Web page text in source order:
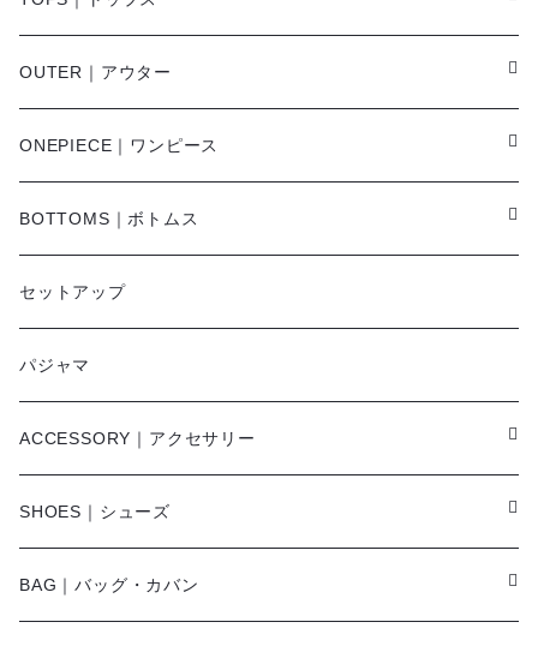
Tシャツ/カットソー
シャツ/ブラウス
ベスト/チョッキ
タンクトップ/キャミソール
スウェット/パーカー
ニット/セーター
ベアトップ・チューブトップ
その他
OUTER｜アウター
ジャケット/ブルゾン
コート
カーディガン
ダウンコート
その他
ONEPIECE｜ワンピース
柄
無地
ニットワンピース
ロングワンピース
シャツワンピース
キャミワンピース
BOTTOMS｜ボトムス
パンツ・デニム
ショートパンツ
スカート
その他
セットアップ
パジャマ
ACCESSORY｜アクセサリー
ピアス・リング
ネックレス
SHOES｜シューズ
パンプス
BAG｜バッグ・カバン